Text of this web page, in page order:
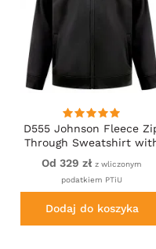
D555 Johnson Fleece
Through Sweatshirt
Chest Embroidery
Od 329 zł z wliczonym
podatkiem PTiU
Dodaj do koszyka